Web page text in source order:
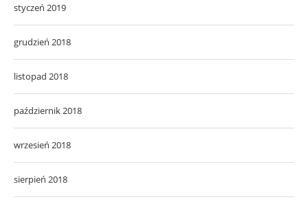
styczeń 2019
grudzień 2018
listopad 2018
październik 2018
wrzesień 2018
sierpień 2018